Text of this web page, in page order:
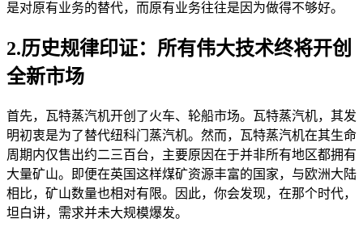
是对原有业务的替代，而原有业务往往是因为做得不够好。
2.历史规律印证：所有伟大技术终将开创
全新市场
首先，瓦特蒸汽机开创了火车、轮船市场。瓦特蒸汽机，其发
明初衷是为了替代纽科门蒸汽机。然而，瓦特蒸汽机在其生命
周期内仅售出约二三百台，主要原因在于并非所有地区都拥有
大量矿山。即便在英国这样煤矿资源丰富的国家，与欧洲大陆
相比，矿山数量也相对有限。因此，你会发现，在那个时代，
坦白讲，需求并未大规模爆发。